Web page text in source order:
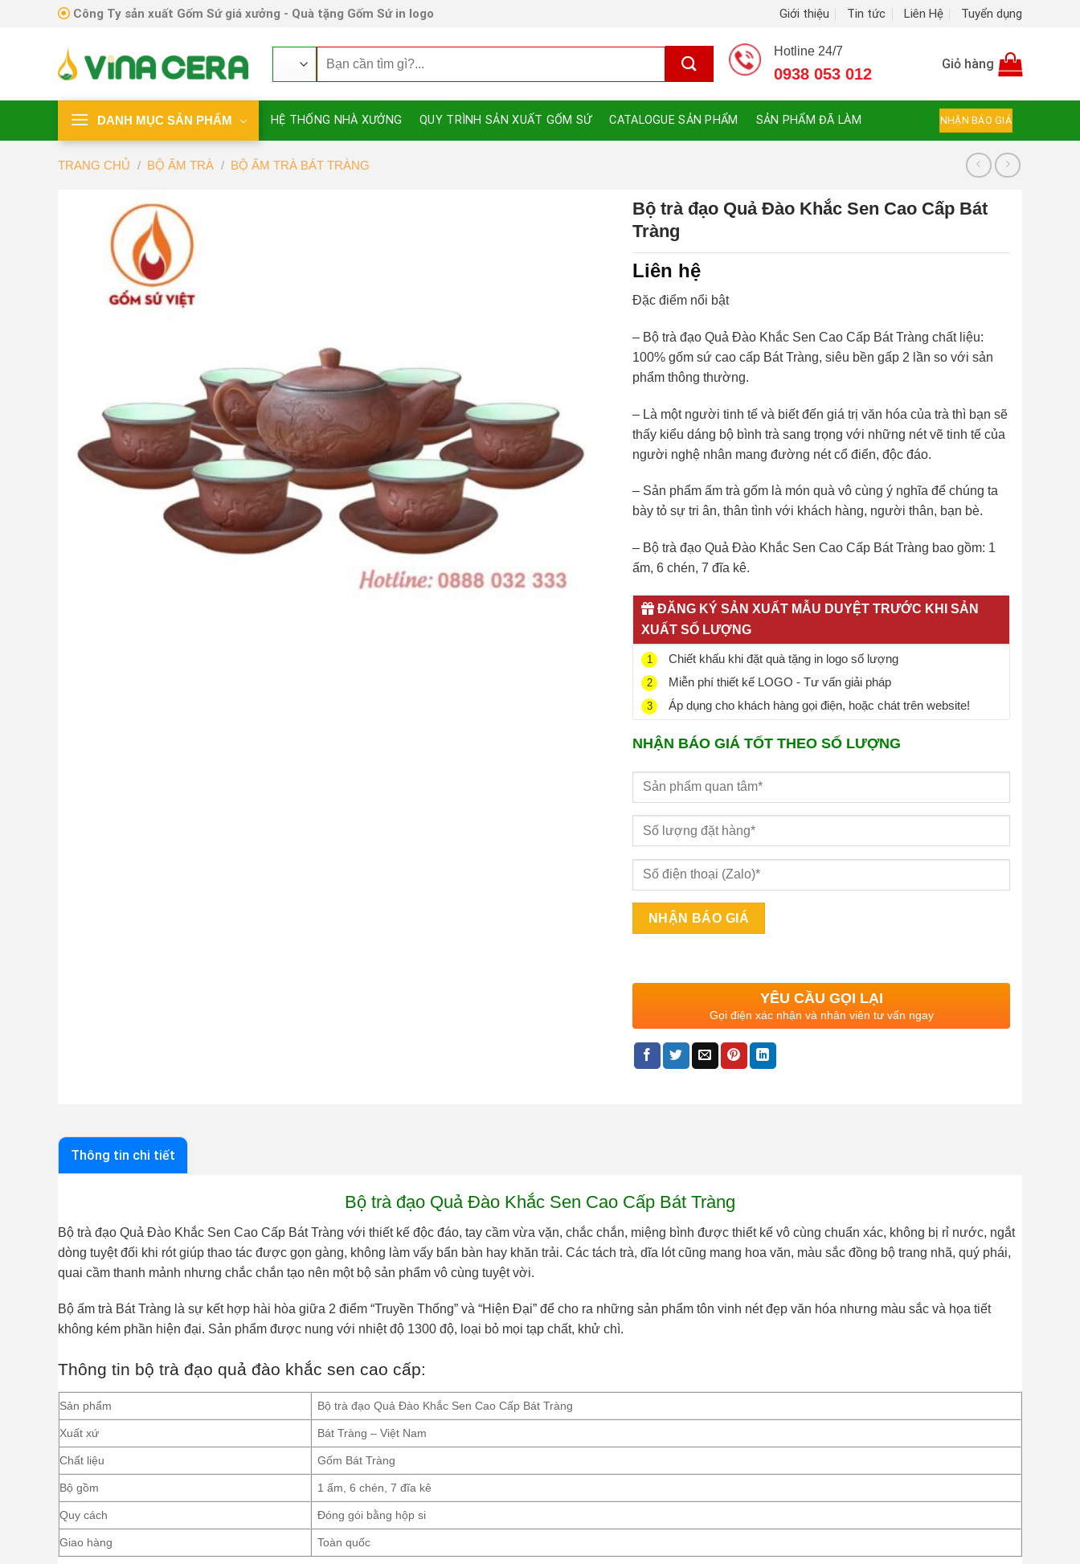
Công Ty sản xuất Gốm Sứ giá xưởng - Quà tặng Gốm Sứ in logo Giới thiệu Tin tức Liên Hệ Tuyển dụng
kiếm:
Hotline 24/7
0938 053 012
Giỏ hàng
DANH MỤC SẢN PHẨM HỆ THỐNG NHÀ XƯỞNG QUY TRÌNH SẢN XUẤT GỐM SỨ CATALOGUE SẢN PHẨM SẢN PHẨM ĐÃ LÀM NHẬN BÁO GIÁ
TRANG CHỦ / BỘ ẤM TRÀ / BỘ ẤM TRÀ BÁT TRÀNG
Bộ trà đạo Quả Đào Khắc Sen Cao Cấp Bát
Tràng
Liên hệ
Đặc điểm nổi bật
– Bộ trà đạo Quả Đào Khắc Sen Cao Cấp Bát Tràng chất liệu:
100% gốm sứ cao cấp Bát Tràng, siêu bền gấp 2 lần so với sản
phẩm thông thường.
– Là một người tinh tế và biết đến giá trị văn hóa của trà thì bạn sẽ
thấy kiểu dáng bộ bình trà sang trọng với những nét vẽ tinh tế của
người nghệ nhân mang đường nét cổ điển, độc đáo.
– Sản phẩm ấm trà gốm là món quà vô cùng ý nghĩa để chúng ta
bày tỏ sự tri ân, thân tình với khách hàng, người thân, bạn bè.
– Bộ trà đạo Quả Đào Khắc Sen Cao Cấp Bát Tràng bao gồm: 1
ấm, 6 chén, 7 đĩa kê.
ĐĂNG KÝ SẢN XUẤT MẪU DUYỆT TRƯỚC KHI SẢN
XUẤT SỐ LƯỢNG
1 Chiết khấu khi đặt quà tặng in logo số lượng
2 Miễn phí thiết kế LOGO - Tư vấn giải pháp
3 Áp dụng cho khách hàng gọi điện, hoặc chát trên website!
NHẬN BÁO GIÁ TỐT THEO SỐ LƯỢNG
YÊU CẦU GỌI LẠI
Gọi điện xác nhận và nhân viên tư vấn ngay
Thông tin chi tiết
Bộ trà đạo Quả Đào Khắc Sen Cao Cấp Bát Tràng
Bộ trà đạo Quả Đào Khắc Sen Cao Cấp Bát Tràng với thiết kế độc đáo, tay cầm vừa vặn, chắc chắn, miệng bình được thiết kế vô cùng chuẩn xác, không bị rỉ nước, ngắt
dòng tuyệt đối khi rót giúp thao tác được gọn gàng, không làm vấy bẩn bàn hay khăn trải. Các tách trà, dĩa lót cũng mang hoa văn, màu sắc đồng bộ trang nhã, quý phái,
quai cầm thanh mảnh nhưng chắc chắn tạo nên một bộ sản phẩm vô cùng tuyệt vời.
Bộ ấm trà Bát Tràng là sự kết hợp hài hòa giữa 2 điểm “Truyền Thống” và “Hiện Đại” để cho ra những sản phẩm tôn vinh nét đẹp văn hóa nhưng màu sắc và họa tiết
không kém phần hiện đại. Sản phẩm được nung với nhiệt độ 1300 độ, loại bỏ mọi tạp chất, khử chì.
Thông tin bộ trà đạo quả đào khắc sen cao cấp:
Sản phẩm Bộ trà đạo Quả Đào Khắc Sen Cao Cấp Bát Tràng
Xuất xứ Bát Tràng – Việt Nam
Chất liệu Gốm Bát Tràng
Bộ gồm 1 ấm, 6 chén, 7 đĩa kê
Quy cách Đóng gói bằng hộp si
Giao hàng Toàn quốc